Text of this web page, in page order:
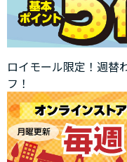
ロイモール限定！週替
フ！